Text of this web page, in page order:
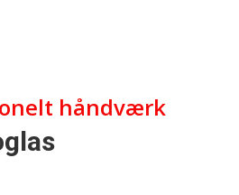
håndværk